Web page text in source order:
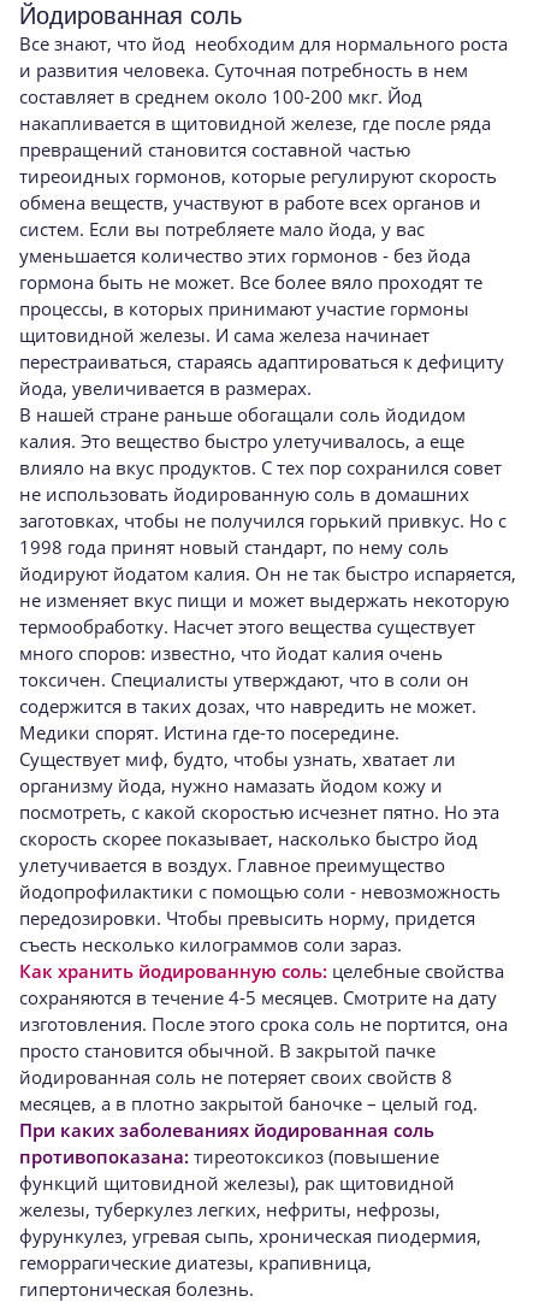
Йодированная соль
Все знают, что йод необходим для нормального роста
и развития человека. Суточная потребность в нем
составляет в среднем около 100-200 мкг. Йод
накапливается в щитовидной железе, где после ряда
превращений становится составной частью
тиреоидных гормонов, которые регулируют скорость
обмена веществ, участвуют в работе всех органов и
систем. Если вы потребляете мало йода, у вас
уменьшается количество этих гормонов - без йода
гормона быть не может. Все более вяло проходят те
процессы, в которых принимают участие гормоны
щитовидной железы. И сама железа начинает
перестраиваться, стараясь адаптироваться к дефициту
йода, увеличивается в размерах.
В нашей стране раньше обогащали соль йодидом
калия. Это вещество быстро улетучивалось, а еще
влияло на вкус продуктов. С тех пор сохранился совет
не использовать йодированную соль в домашних
заготовках, чтобы не получился горький привкус. Но с
1998 года принят новый стандарт, по нему соль
йодируют йодатом калия. Он не так быстро испаряется,
не изменяет вкус пищи и может выдержать некоторую
термообработку. Насчет этого вещества существует
много споров: известно, что йодат калия очень
токсичен. Специалисты утверждают, что в соли он
содержится в таких дозах, что навредить не может.
Медики спорят. Истина где-то посередине.
Существует миф, будто, чтобы узнать, хватает ли
организму йода, нужно намазать йодом кожу и
посмотреть, с какой скоростью исчезнет пятно. Но эта
скорость скорее показывает, насколько быстро йод
улетучивается в воздух. Главное преимущество
йодопрофилактики с помощью соли - невозможность
передозировки. Чтобы превысить норму, придется
съесть несколько килограммов соли зараз.
Как хранить йодированную соль: целебные свойства
сохраняются в течение 4-5 месяцев. Смотрите на дату
изготовления. После этого срока соль не портится, она
просто становится обычной. В закрытой пачке
йодированная соль не потеряет своих свойств 8
месяцев, а в плотно закрытой баночке – целый год.
При каких заболеваниях йодированная соль
противопоказана: тиреотоксикоз (повышение
функций щитовидной железы), рак щитовидной
железы, туберкулез легких, нефриты, нефрозы,
фурункулез, угревая сыпь, хроническая пиодермия,
геморрагические диатезы, крапивница,
гипертоническая болезнь.